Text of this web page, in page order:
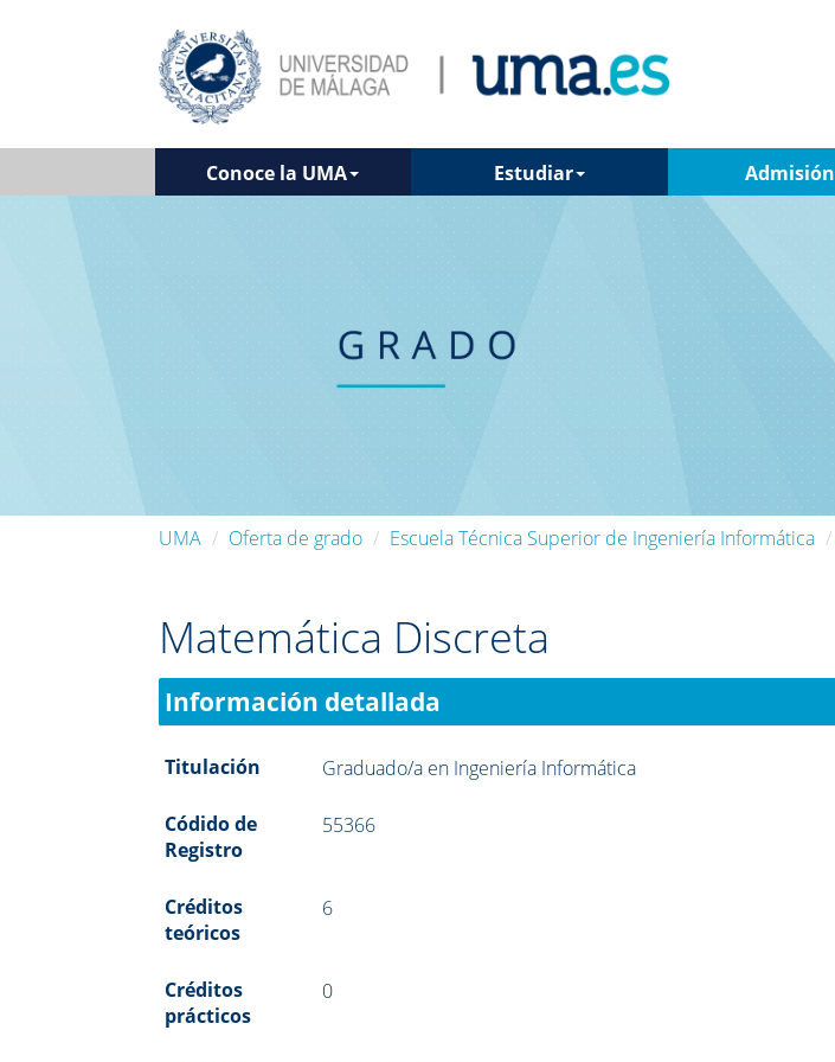
Conoce la UMA Estudiar Admisión
UMA Oferta de grado Escuela Técnica Superior de Ingeniería Informática
Matemática Discreta
Información detallada
Titulación Graduado/a en Ingeniería Informática
Códido de
Registro
55366
Créditos
teóricos
6
Créditos
prácticos
0